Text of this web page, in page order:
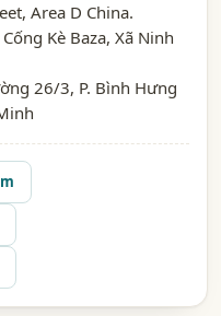
Area D China.
Kè Baza, Xã Ninh
26/3, P. Bình Hưng